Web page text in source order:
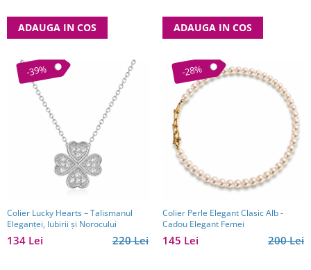
ADAUGA IN COS ADAUGA IN COS
-39%
Colier Lucky Hearts – Talismanul
Eleganței, Iubirii și Norocului
220 Lei
134 Lei
-28%
Colier Perle Elegant Clasic Alb -
Cadou Elegant Femei
200 Lei
145 Lei